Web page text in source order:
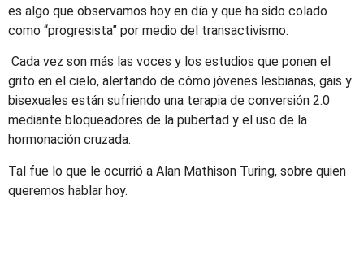
es algo que observamos hoy en día y que ha sido colado
como “progresista” por medio del transactivismo.
Cada vez son más las voces y los estudios que ponen el
grito en el cielo, alertando de cómo jóvenes lesbianas, gais y
bisexuales están sufriendo una terapia de conversión 2.0
mediante bloqueadores de la pubertad y el uso de la
hormonación cruzada.
Tal fue lo que le ocurrió a Alan Mathison Turing, sobre quien
queremos hablar hoy.